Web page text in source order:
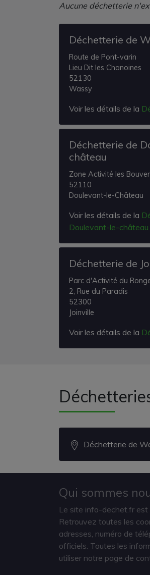
Aucune déchetterie
Déchetterie de
Route de Pont-varin
Lieu Dit les Chanoines
52130
Wassy
Voir les détails de la
Déchetterie de
château
Zone Activité les
52110
Doulevant-le-Château
Voir les détails de la
Doulevant-le-château
Déchetterie de
Parc d'Activité du
2, Rue du Paradis
52300
Joinville
Voir les détails de la
Déchetterie de
Qui sommes
Le site info-dechet.fr est
Retrouvez toutes les
adresses, numéro de
officiels. Toutes les
utiliser notre page de